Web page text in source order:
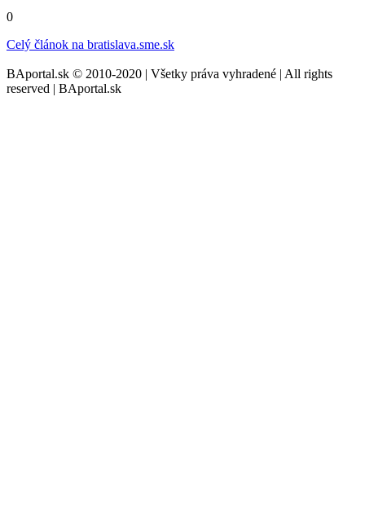
0
Celý článok na bratislava.sme.sk
BAportal.sk © 2010-2020 | Všetky práva vyhradené | All rights
reserved | BAportal.sk